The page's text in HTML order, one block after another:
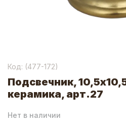
Код: (477-172)
Подсвечник,
керамика, арт.27
Нет в наличии